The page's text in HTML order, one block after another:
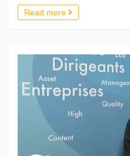
Read more